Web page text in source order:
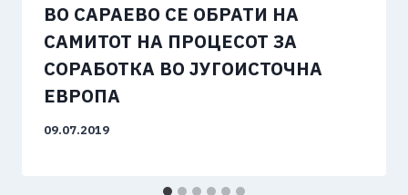
ВО САРАЕВО СЕ ОБРАТИ НА
САМИТОТ НА ПРОЦЕСОТ ЗА
СОРАБОТКА ВО ЈУГОИСТОЧНА
ЕВРОПА
09.07.2019